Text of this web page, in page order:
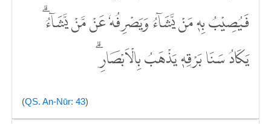
فَيُصِيْبُ بِهٖ مَنْ يَّشَاۤءُ وَيَصْرِفُهٗ عَنْ مَّنْ يَّشَاۤءُۗ
يَكَادُ سَنَا بَرْقِهٖ يَذْهَبُ بِالْاَبْصَارِ ۗ
(QS. An-Nūr: 43)